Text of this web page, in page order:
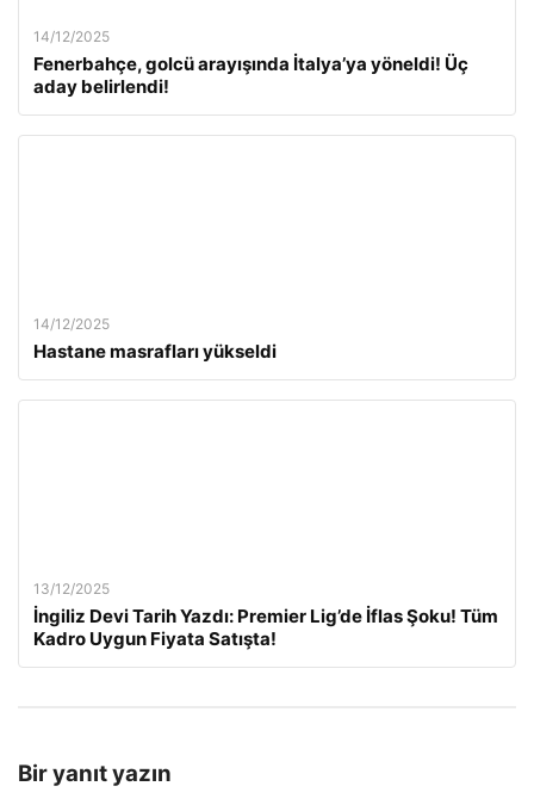
14/12/2025
Fenerbahçe, golcü arayışında İtalya’ya yöneldi! Üç
aday belirlendi!
14/12/2025
Hastane masrafları yükseldi
13/12/2025
İngiliz Devi Tarih Yazdı: Premier Lig’de İflas Şoku! Tüm
Kadro Uygun Fiyata Satışta!
Bir yanıt yazın